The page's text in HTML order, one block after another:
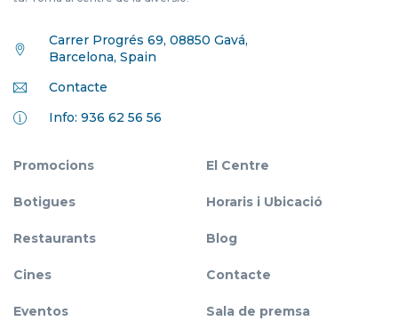
Carrer Progrés 69, 08850 Gavá,
Barcelona, Spain
Contacte
Info: 936 62 56 56
Promocions
Botigues
Restaurants
Cines
Eventos
El Centre
Horaris i Ubicació
Blog
Contacte
Sala de premsa